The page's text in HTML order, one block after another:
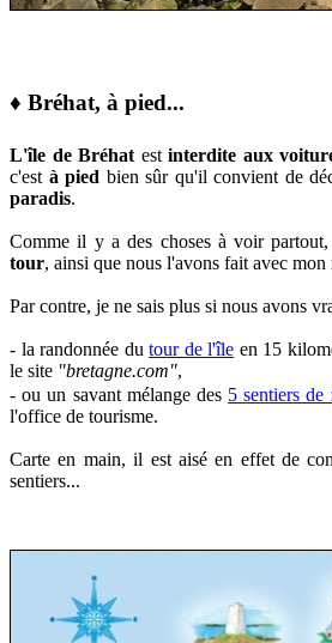
♦ Bréhat, à pied...
L'île de Bréhat est interdite aux
c'est à pied bien sûr qu'il convient de
paradis.
Comme il y a des choses à voir
tour, ainsi que nous l'avons fait avec mon
Par contre, je ne sais plus si nous avons
- la randonnée dutour de l'île en 15
le site "bretagne.com",
- ou un savant mélange des 5 sentiers de
l'office de tourisme.
Carte en main, il est aisé en effet de
sentiers...